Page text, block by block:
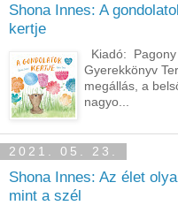
Shona Innes: A
kertje
Kiadó:
Gyerekkönyv
megállás, a
nagyo...
2021. 05. 23.
Shona Innes: Az élet
mint a szél